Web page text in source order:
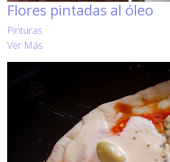
Flores pintadas al óleo
Pinturas
Ver Más